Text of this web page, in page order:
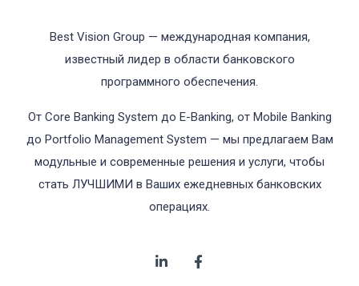
Best Vision Group — международная компания,
известный лидер в области банковского
программного обеспечения.
От Core Banking System до E-Banking, от Mobile Banking
до Portfolio Management System — мы предлагаем Вам
модульные и современные решения и услуги, чтобы
стать ЛУЧШИМИ в Ваших ежедневных банковских
операциях.